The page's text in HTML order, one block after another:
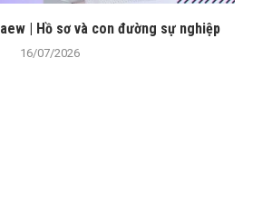
| Hồ sơ và con đường sự nghiệp
16/07/2026